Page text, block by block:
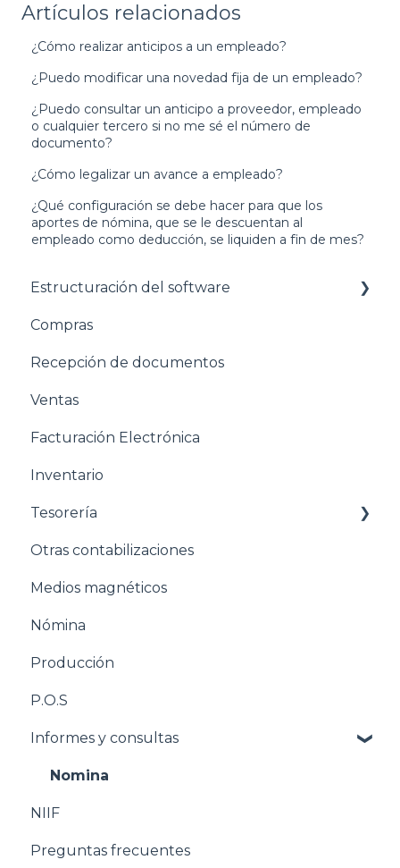
Artículos relacionados
¿Cómo realizar anticipos a un empleado?
¿Puedo modificar una novedad fija de un empleado?
¿Puedo consultar un anticipo a proveedor, empleado
o cualquier tercero si no me sé el número de
documento?
¿Cómo legalizar un avance a empleado?
¿Qué configuración se debe hacer para que los
aportes de nómina, que se le descuentan al
empleado como deducción, se liquiden a fin de mes?
Estructuración del software
Pasos para configurar tu empresa
Estructuración General
Estructuración Contabilidad
Estructuración Compras
Estructuración Ventas
Estructuración Inventarios
Estructuración Tesorería
Pasos para configurar la Nómina
Estructuración Nómina
Pasos para configurar Producción
Estructuración Producción
Pasos para configurar POS
Estructuración POS
Estructuración Utilitarios
Compras
Recepción de documentos
Ventas
Facturación Electrónica
Inventario
Tesorería
Conciliacion bancaria
Otras contabilizaciones
Medios magnéticos
Nómina
Producción
P.O.S
Informes y consultas
Nomina
NIIF
Preguntas frecuentes